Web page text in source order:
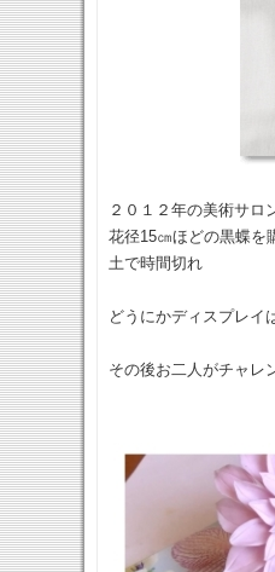
２０１２年の美術サロ
花径15㎝ほどの黒蝶を
土で時間切れ
どうにかディスプレイ
その後お二人がチャ